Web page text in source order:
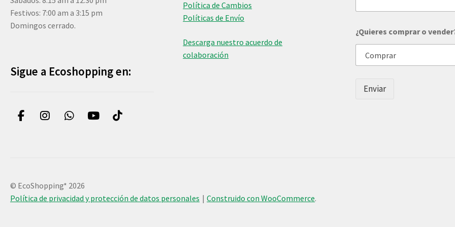
Festivos: 7:00 am a 3:15 pm
Domingos cerrado.
Sigue a Ecoshopping en:
Política de Cambios
Políticas de Envío
Descarga nuestro acuerdo de
colaboración
o
m
r
¿Quieres comprar o
Enviar
© EcoShopping* 2026
Política de privacidad y protección de datos personales
Construido con WooCommerce.